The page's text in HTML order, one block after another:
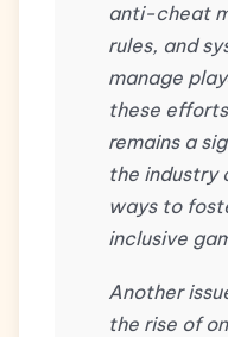
anti-cheat
rules, and
manage
these
remains a
the industry
ways to
inclusive
Another
the rise of